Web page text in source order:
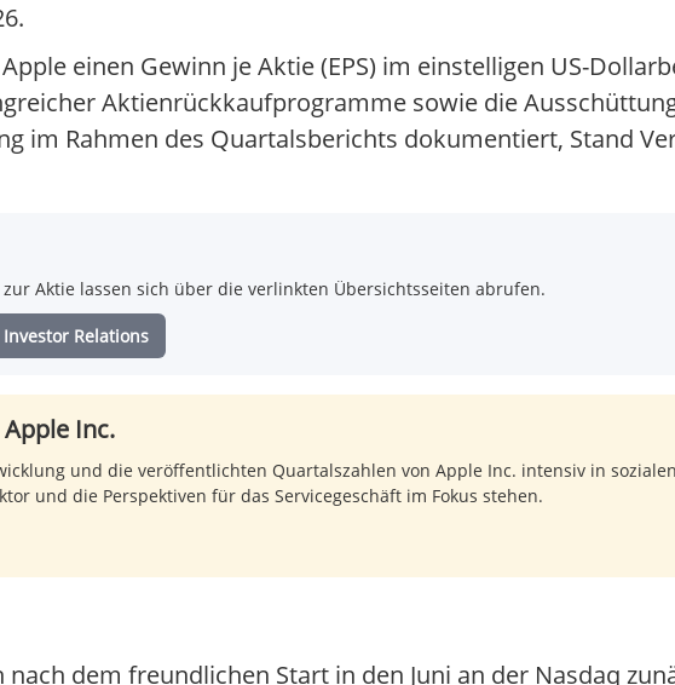
einen Gewinn je Aktie (EPS) im einstelligen US-
Aktienrückkaufprogramme sowie die
im Rahmen des Quartalsberichts dokumentiert, Stand
Aktie lassen sich über die verlinkten Übersichtsseiten abrufen.
Investor Relations
Inc.
und die veröffentlichten Quartalszahlen von Apple Inc. intensiv in
und die Perspektiven für das Servicegeschäft im Fokus stehen.
dem freundlichen Start in den Juni an der Nasdaq